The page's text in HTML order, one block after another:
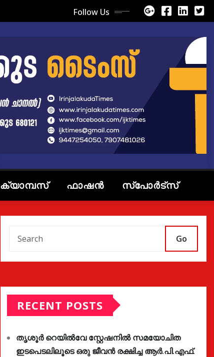
Follow Us
ക്യാമ്പസ് ഫാഷൻ സ്പോർട്സ്
Go
RECENT POSTS
തൃശൂർ റെയിൽവേ സ്റ്റേഷനിൽ സമയോചിത
ഇടപെടലിലൂടെ ഒരു ജീവൻ രക്ഷിച്ച ആർ.പി.എഫ്.